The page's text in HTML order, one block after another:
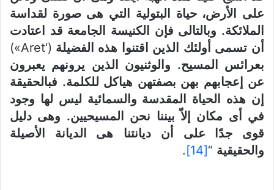
على الأرض، حياة البتولية التي هى صورة لقداسة
الملائكة. وبالتالى فإن الكنيسة الجامعة قد اعتادت
أن تسمى أولئك الذين اقتنوا هذه الفضيلة (‘Aret»)
بعرائس المسيح. والوثنيون الذين يرونهم يعبرون
عن إعجابهم بهن بصفتهن هياكل للكلمة. فبالحقيقة
إن هذه الحياة المقدسة والسمائية ليس لها وجود
في أى مكان إلاّ بيننا نحن المسيحيين. وهى دليل
قوى جدًا على أن ديانتنا
هى الديانة الأصيلة
والحقيقية “
[14]
.